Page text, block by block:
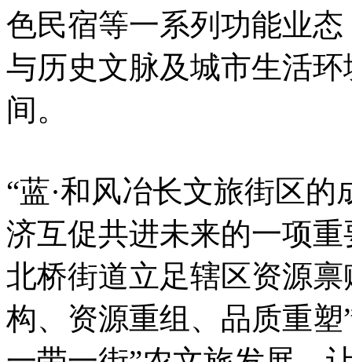
色民宿等一系列功能业
与历史文脉及城市生活
间。
“蓝·和风冶长文旅街区
济互促共进未来的一项
北桥街道立足辖区资源
构、资源重组、品质重